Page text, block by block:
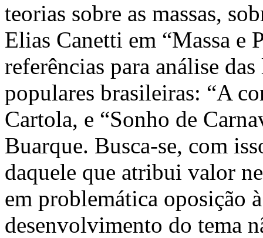
teorias sobre as massas,
Elias Canetti em “Massa e
referências para análise
populares brasileiras: “A
Cartola, e “Sonho de
Buarque. Busca-se, com
daquele que atribui valor
em problemática oposição
desenvolvimento do tema